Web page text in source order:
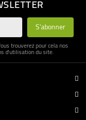
trouverez pour cela nos
d'utilisation du site.